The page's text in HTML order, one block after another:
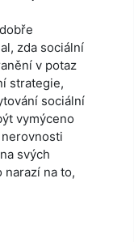
zda sociální
v potaz
strategie,
sociální
vymýceno
svých
na to,